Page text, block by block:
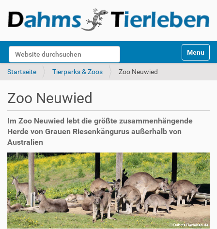
Website durchsuchen
k
Toggle
Startseite Tierparks & Zoos Zoo Neuwied
Zoo Neuwied
Im Zoo Neuwied lebt die größte zusammenhängende
Herde von Grauen Riesenkängurus außerhalb von
Australien